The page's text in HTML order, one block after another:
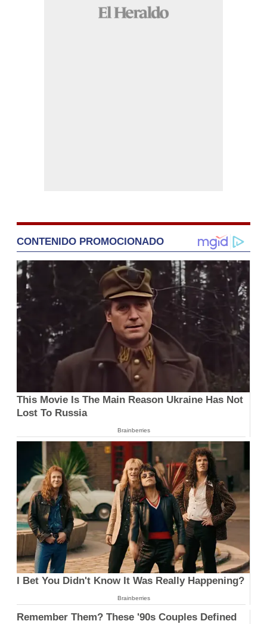
CONTENIDO PROMOCIONADO
This Movie Is The Main Reason Ukraine Has Not
Lost To Russia
Brainberries
I Bet You Didn't Know It Was Really Happening?
Brainberries
Remember Them? These '90s Couples Defined